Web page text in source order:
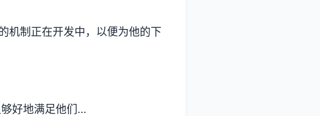
机制正在开发中，以便为他的下
好地满足他们…